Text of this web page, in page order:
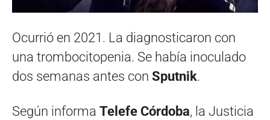
Ocurrió en 2021. La diagnosticaron con
una trombocitopenia. Se había inoculado
dos semanas antes con Sputnik.
Según informa Telefe Córdoba, la Justicia